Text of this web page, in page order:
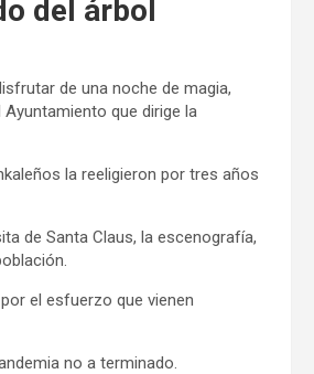
del árbol
de una noche de magia,
que dirige la
la reeligieron por tres años
de Santa Claus, la escenografía,
el esfuerzo que vienen
no a terminado.